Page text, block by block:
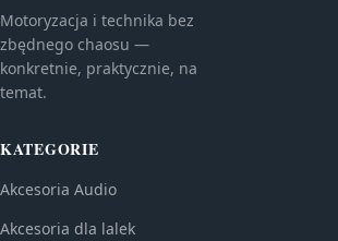
Motoryzacja i technika bez
zbędnego chaosu —
konkretnie, praktycznie, na
temat.
KATEGORIE
Akcesoria Audio
Akcesoria dla lalek